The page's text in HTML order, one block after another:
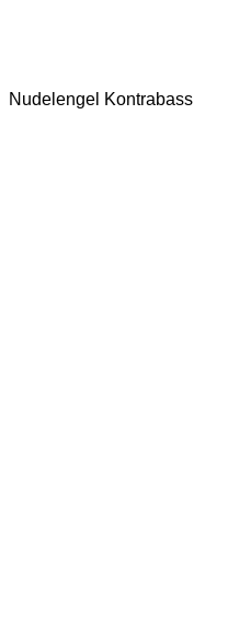
Nudelengel Kontrabass